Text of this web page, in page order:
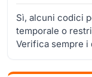
Sì, alcuni codici
temporale o
Verifica sempre i